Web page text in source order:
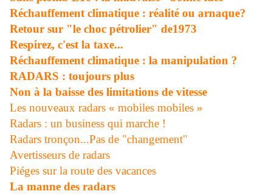
Réchauffement climatique : réalité ou arnaque?
Retour sur "le choc pétrolier" de1973
Respirez, c'est la taxe...
Réchauffement climatique : la manipulation ?
RADARS : toujours plus
Non à la baisse des limitations de vitesse
Les nouveaux radars « mobiles mobiles »
Radars : un business qui marche !
Radars tronçon...Pas de "changement"
Avertisseurs de radars
Piéges sur la route des vacances
La manne des radars